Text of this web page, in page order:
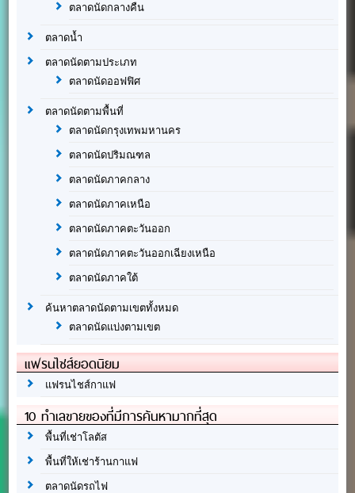
ตลาดนัดกลางคืน
ตลาดน้ำ
ตลาดนัดตามประเภท
ตลาดนัดออฟฟิศ
ตลาดนัดตามพื้นที่
ตลาดนัดกรุงเทพมหานคร
ตลาดนัดปริมณฑล
ตลาดนัดภาคกลาง
ตลาดนัดภาคเหนือ
ตลาดนัดภาคตะวันออก
ตลาดนัดภาคตะวันออกเฉียงเหนือ
ตลาดนัดภาคใต้
ค้นหาตลาดนัดตามเขตทั้งหมด
ตลาดนัดแบ่งตามเขต
แฟรนไชส์ยอดนิยม
แฟรนไชส์กาแฟ
10 ทำเลขายของที่มีการค้นหามากที่สุด
พื้นที่เช่าโลตัส
พื้นที่ให้เช่าร้านกาแฟ
ตลาดนัดรถไฟ